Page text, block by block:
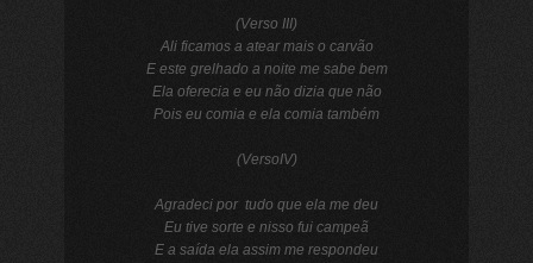
(Verso III)
Ali ficamos a atear mais o carvão
E este grelhado a noite me sabe bem
Ela oferecia e eu não dizia que não
Pois eu comia e ela comia também
(VersoIV)
Agradeci por tudo que ela me deu
Eu tive sorte e nisso fui campeã
E a saída ela assim me respondeu